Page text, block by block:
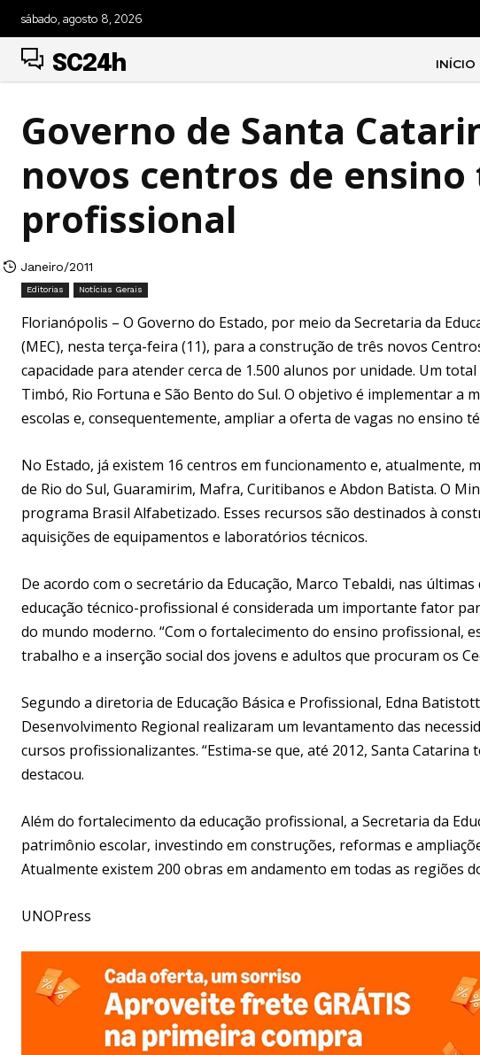
sábado, agosto 8, 2026
SC24h INÍCIO
Governo de Santa
novos centros de ensino
profissional
Janeiro/2011
Editorias Notícias Gerais
Florianópolis – O Governo do Estado, por meio da Secretaria da
(MEC), nesta terça-feira (11), para a construção de três novos
capacidade para atender cerca de 1.500 alunos por unidade. Um
Timbó, Rio Fortuna e São Bento do Sul. O objetivo é implementar a
escolas e, consequentemente, ampliar a oferta de vagas no ensino
No Estado, já existem 16 centros em funcionamento e, atualmente,
de Rio do Sul, Guaramirim, Mafra, Curitibanos e Abdon Batista. O
programa Brasil Alfabetizado. Esses recursos são destinados à
aquisições de equipamentos e laboratórios técnicos.
De acordo com o secretário da Educação, Marco Tebaldi, nas
educação técnico-profissional é considerada um importante fator
do mundo moderno. “Com o fortalecimento do ensino profissional,
trabalho e a inserção social dos jovens e adultos que procuram os
Segundo a diretoria de Educação Básica e Profissional, Edna
Desenvolvimento Regional realizaram um levantamento das
cursos profissionalizantes. “Estima-se que, até 2012, Santa
destacou.
Além do fortalecimento da educação profissional, a Secretaria da
patrimônio escolar, investindo em construções, reformas e
Atualmente existem 200 obras em andamento em todas as regiões
UNOPress